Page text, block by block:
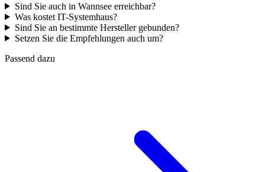
Sind Sie auch in Wannsee erreichbar?
Was kostet IT-Systemhaus?
Sind Sie an bestimmte Hersteller gebunden?
Setzen Sie die Empfehlungen auch um?
Passend dazu